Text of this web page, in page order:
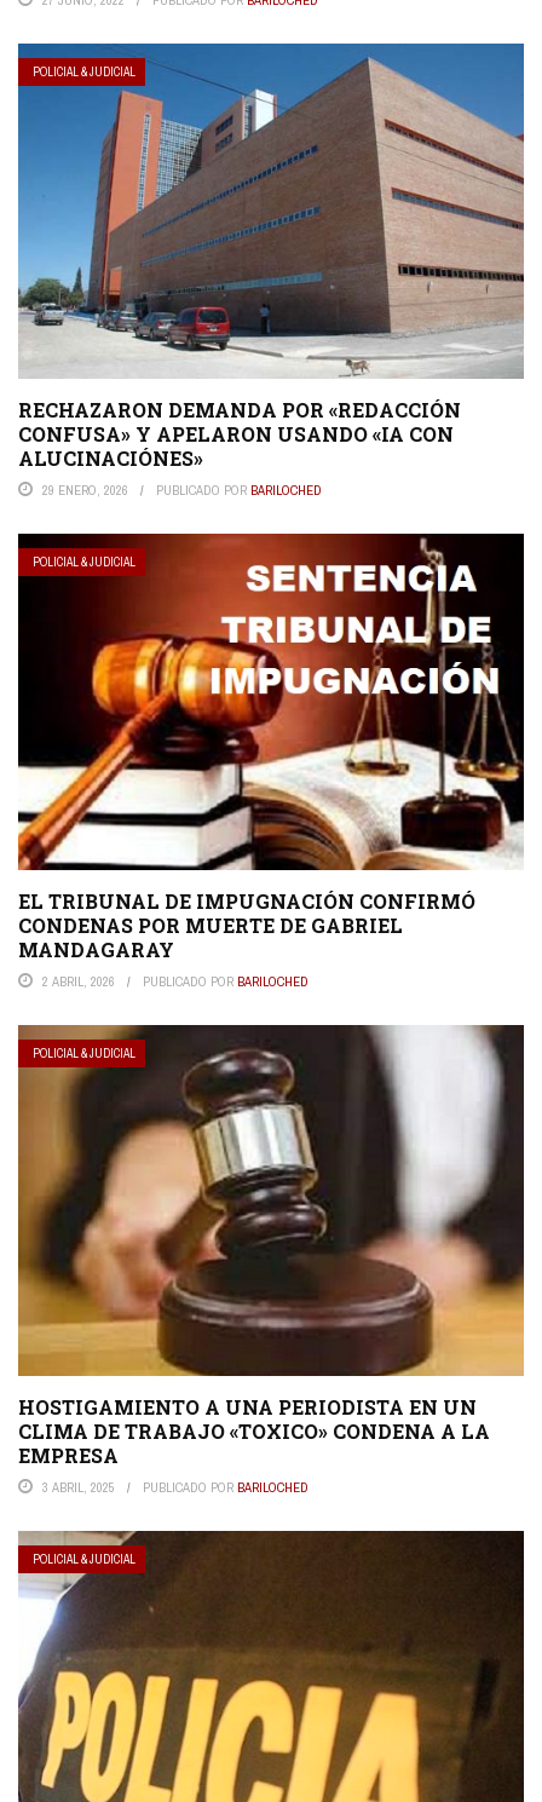
POLICIAL & JUDICIAL
RECHAZARON DEMANDA POR «REDACCIÓN
CONFUSA» Y APELARON USANDO «IA CON
ALUCINACIÓNES»
29 ENERO, 2026 PUBLICADO POR BARILOCHED
POLICIAL & JUDICIAL
EL TRIBUNAL DE IMPUGNACIÓN CONFIRMÓ
CONDENAS POR MUERTE DE GABRIEL
MANDAGARAY
2 ABRIL, 2026 PUBLICADO POR BARILOCHED
POLICIAL & JUDICIAL
HOSTIGAMIENTO A UNA PERIODISTA EN UN
CLIMA DE TRABAJO «TOXICO» CONDENA A LA
EMPRESA
3 ABRIL, 2025 PUBLICADO POR BARILOCHED
POLICIAL & JUDICIAL